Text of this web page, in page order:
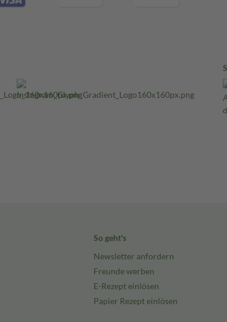
So geht's
Newsletter anfordern
Freunde werben
E-Rezept einlösen
Papier Rezept einlösen